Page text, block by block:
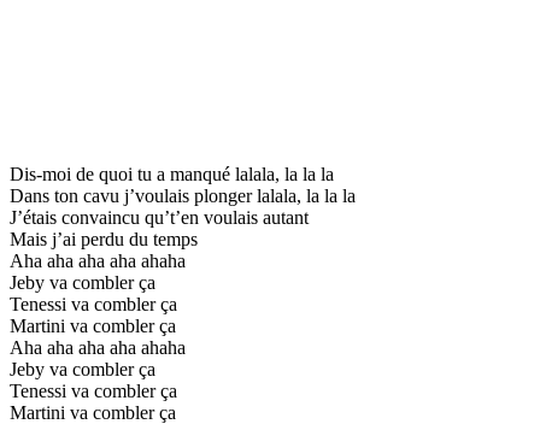
Dis-moi de quoi tu a manqué lalala, la la la
Dans ton cavu j’voulais plonger lalala, la la la
J’étais convaincu qu’t’en voulais autant
Mais j’ai perdu du temps
Aha aha aha aha ahaha
Jeby va combler ça
Tenessi va combler ça
Martini va combler ça
Aha aha aha aha ahaha
Jeby va combler ça
Tenessi va combler ça
Martini va combler ça